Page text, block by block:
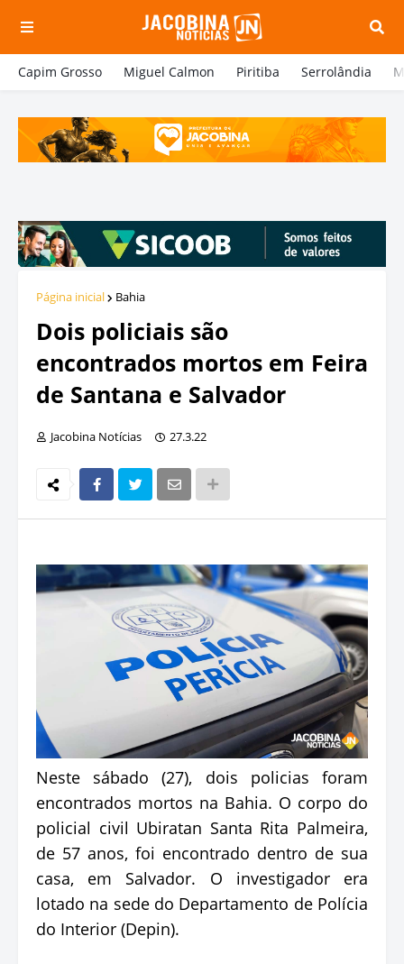
Capim Grosso Miguel Calmon Piritiba Serrolândia
Página inicial Bahia
Dois policiais são
encontrados mortos em Feira
de Santana e Salvador
Jacobina Notícias 27.3.22
Neste sábado (27), dois policias foram
encontrados mortos na Bahia. O corpo do
policial civil Ubiratan Santa Rita Palmeira,
de 57 anos, foi encontrado dentro de sua
casa, em Salvador. O investigador era
lotado na sede do Departamento de Polícia
do Interior (Depin).